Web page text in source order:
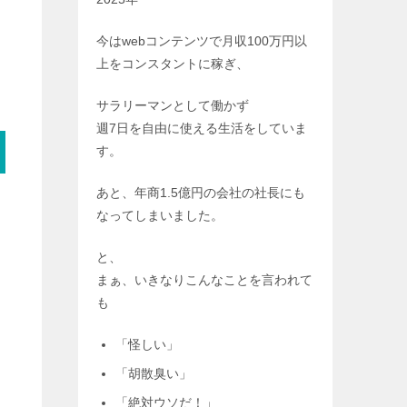
今はwebコンテンツで月収100万円以
上をコンスタントに稼ぎ、
サラリーマンとして働かず
週7日を自由に使える生活をしていま
す。
あと、年商1.5億円の会社の社長にも
なってしまいました。
と、
まぁ、いきなりこんなことを言われて
も
「怪しい」
「胡散臭い」
「絶対ウソだ！」